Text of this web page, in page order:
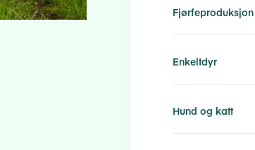
Fjørfeproduksjon
Enkeltdyr
Hund og katt